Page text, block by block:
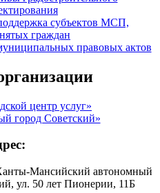
субъектов МСП,
граждан
правовых актов
центр услуг»
город Советский»
Мансийский автономный
ул. 50 лет Пионерии, 11Б